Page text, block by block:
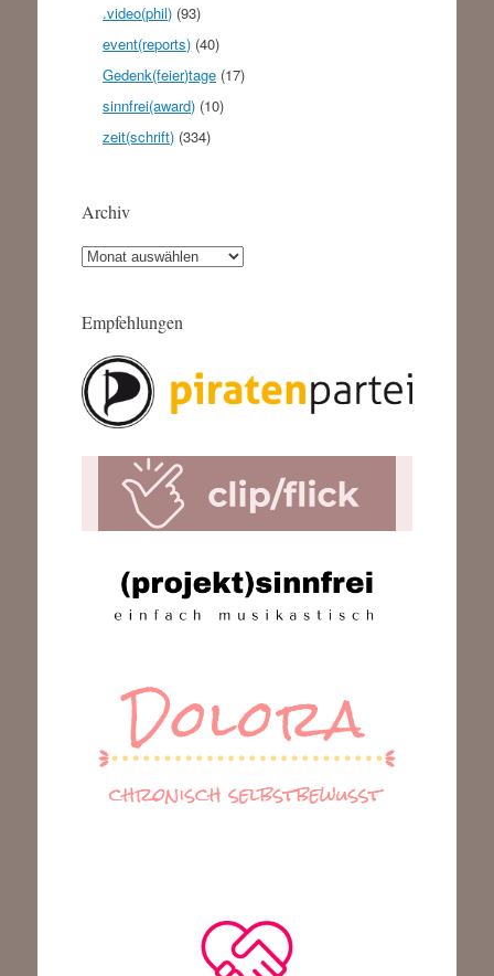
.video(phil) (93)
event(reports) (40)
Gedenk(feier)tage (17)
sinnfrei(award) (10)
zeit(schrift) (334)
Archiv
Archiv
Empfehlungen